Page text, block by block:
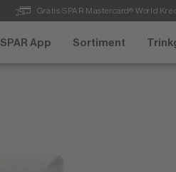
Gratis SPAR Mastercard® World
SPAR App Sortiment